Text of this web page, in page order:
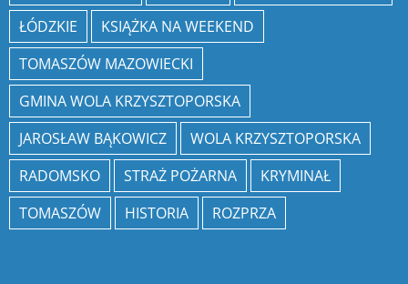
ŁÓDZKIE
KSIĄŻKA NA WEEKEND
TOMASZÓW MAZOWIECKI
GMINA WOLA KRZYSZTOPORSKA
JAROSŁAW BĄKOWICZ
WOLA KRZYSZTOPORSKA
RADOMSKO
STRAŻ POŻARNA
KRYMINAŁ
TOMASZÓW
HISTORIA ROZPRZA